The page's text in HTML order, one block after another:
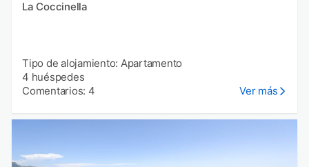
La Coccinella
Tipo de alojamiento: Apartamento
4 huéspedes
Comentarios: 4
Ver más